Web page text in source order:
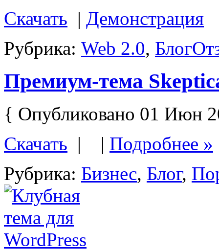
Скачать | Демонстрация
Рубрика: Web 2.0, Блог
Премиум-тема
{ Опубликовано 01 Июн
Скачать | | Подробнее »
Рубрика: Бизнес, Блог,